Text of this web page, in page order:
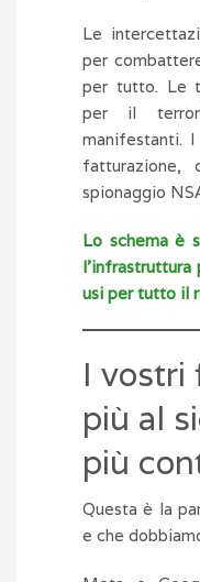
Le
per
per tutto. Le
per il
manifestanti.
spionaggio
Lo schema è
usi per tutto il
I vostri
più al
più
Questa è la
e che